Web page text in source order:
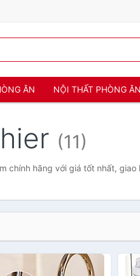
ĂN NỘI THẤT PHÒNG ĂN
hier (11)
chính hãng với giá tốt nhất,